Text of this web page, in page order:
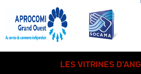
LES VITRINES